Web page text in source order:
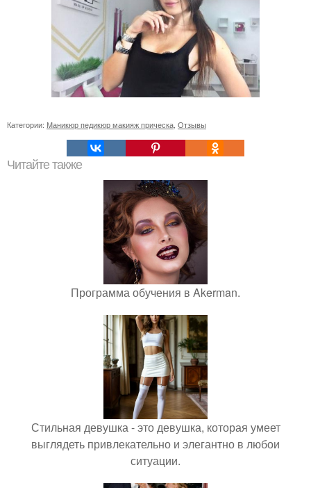
Категории: Маникюр педикюр макияж прическа Отзывы
Читайте также
Программа обучения в Akerman.
Стильная девушка - это девушка, которая умеет
выглядеть привлекательно и элегантно в любои
ситуации.